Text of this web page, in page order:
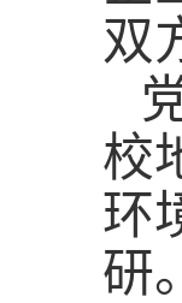
双
校
环
研。